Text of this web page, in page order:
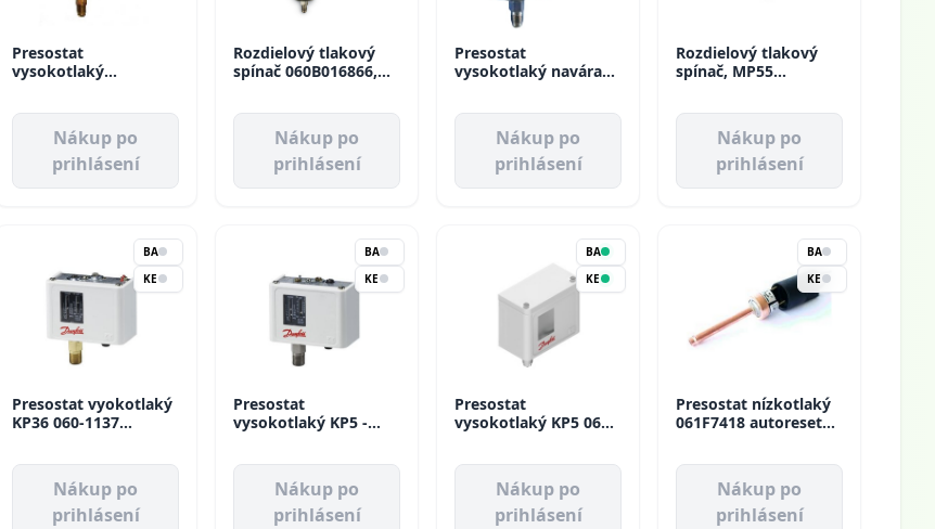
Presostat
vysokotlaký
Nákup po
prihlásení
Rozdielový tlakový
spínač 060B016866,
Nákup po
prihlásení
Presostat
vysokotlaký navárací
Nákup po
prihlásení
Rozdielový tlakový
spínač, MP55
Nákup po
prihlásení
BA
KE
Presostat vyokotlaký
KP36 060-1137
Nákup po
prihlásení
BA
KE
Presostat
vysokotlaký KP5 -
manuálny reset
DanfossNákup po
prihlásení
BA
KE
Presostat
vysokotlaký KP5 060-
Nákup po
prihlásení
BA
KE
Presostat nízkotlaký
061F7418 autoreset
Nákup po
prihlásení